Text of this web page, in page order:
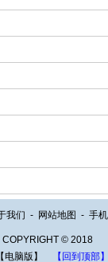
我们 - 网站地图 - 手
COPYRIGHT © 2018
【电脑版】
【回到顶部】